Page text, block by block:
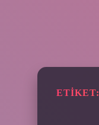
ETIKET: